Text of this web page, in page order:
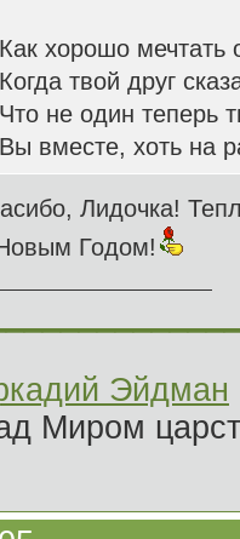
Как хорошо мечтать
Когда твой друг
Что не один теперь
Вы вместе, хоть на
Лидочка!
Годом!
Эйдман
Миром